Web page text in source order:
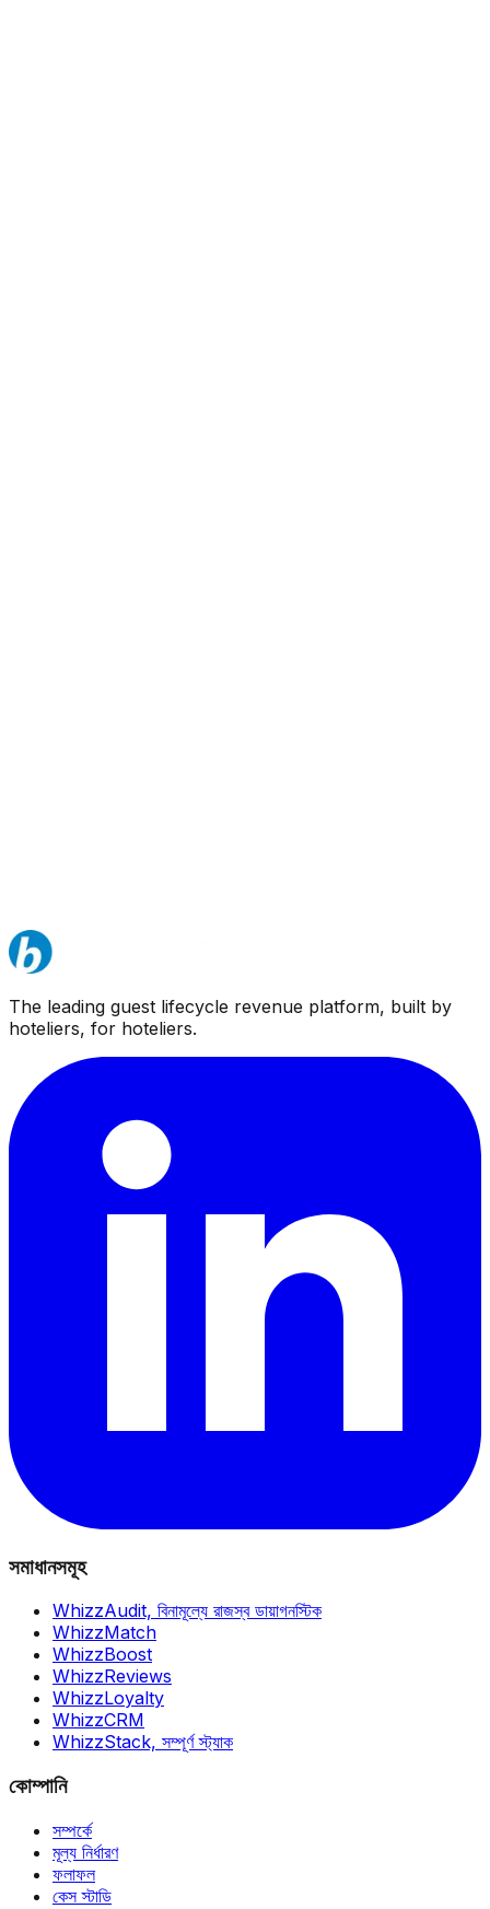
The leading guest lifecycle revenue platform, built by
hoteliers, for hoteliers.
সমাধানসমূহ
WhizzAudit, বিনামূল্যে রাজস্ব ডায়াগনস্টিক
WhizzMatch
WhizzBoost
WhizzReviews
WhizzLoyalty
WhizzCRM
WhizzStack, সম্পূর্ণ স্ট্যাক
কোম্পানি
সম্পর্কে
মূল্য নির্ধারণ
ফলাফল
কেস স্টাডি